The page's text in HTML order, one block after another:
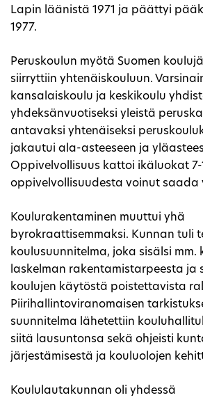
Lapin läänistä 1971 ja päättyi
1977.
Peruskoulun myötä Suomen
siirryttiin yhtenäiskouluun.
kansalaiskoulu ja keskikoulu
yhdeksänvuotiseksi yleistä
antavaksi yhtenäiseksi
jakautui ala-asteeseen ja
Oppivelvollisuus kattoi ikäluokat 7-
oppivelvollisuudesta voinut saada
Koulurakentaminen muuttui yhä
byrokraattisemmaksi. Kunnan tuli
koulusuunnitelma, joka sisälsi mm.
laskelman rakentamistarpeesta ja
koulujen käytöstä poistettavista
Piirihallintoviranomaisen
suunnitelma lähetettiin
siitä lausuntonsa sekä ohjeisti
järjestämisestä ja kouluolojen
Koululautakunnan oli yhdessä